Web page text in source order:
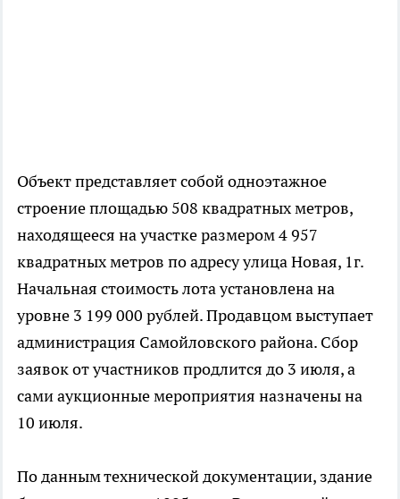
Объект представляет собой одноэтажное
строение площадью 508 квадратных метров,
находящееся на участке размером 4 957
квадратных метров по адресу улица Новая, 1г.
Начальная стоимость лота установлена на
уровне 3 199 000 рублей. Продавцом выступает
администрация Самойловского района. Сбор
заявок от участников продлится до 3 июля, а
сами аукционные мероприятия назначены на
10 июля.
По данным технической документации, здание